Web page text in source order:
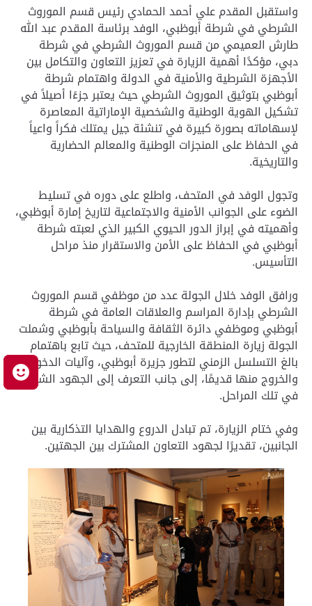
واستقبل المقدم علي أحمد الحمادي رئيس قسم الموروث
الشرطي في شرطة أبوظبي، الوفد برئاسة المقدم عبد الله
طارش العميمي من قسم الموروث الشرطي في شرطة
دبي، مؤكدًا أهمية الزيارة في تعزيز التعاون والتكامل بين
الأجهزة الشرطية والأمنية في الدولة واهتمام شرطة
أبوظبي بتوثيق الموروث الشرطي حيث يعتبر جزءًا أصيلاً في
تشكيل الهوية الوطنية والشخصية الإماراتية المعاصرة
لإسهاماته بصورة كبيرة في تنشئة جيل يمتلك فكراً واعياً
في الحفاظ على المنجزات الوطنية والمعالم الحضارية
والتاريخية.
وتجول الوفد في المتحف، واطلع على دوره في تسليط
الضوء على الجوانب الأمنية والاجتماعية لتاريخ إمارة أبوظبي،
وأهميته في إبراز الدور الحيوي الكبير الذي لعبته شرطة
أبوظبي في الحفاظ على الأمن والاستقرار منذ مراحل
التأسيس.
ورافق الوفد خلال الجولة عدد من موظفي قسم الموروث
الشرطي بإدارة المراسم والعلاقات العامة في شرطة
أبوظبي وموظفي دائرة الثقافة والسياحة بأبوظبي وشملت
الجولة زيارة المنطقة الخارجية للمتحف، حيث تابع باهتمام
بالغ التسلسل الزمني لتطور جزيرة أبوظبي، وآليات الدخول
والخروج منها قديمًا، إلى جانب التعرف إلى الجهود الشرطية
في تلك المراحل.
وفي ختام الزيارة، تم تبادل الدروع والهدايا التذكارية بين
الجانبين، تقديرًا لجهود التعاون المشترك بين الجهتين.